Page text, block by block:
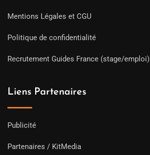
Mentions Légales et CGU
Politique de confidentialité
Recrutement Guides France (stage/emploi)
Liens Partenaires
Publicité
Partenaires / KitMedia